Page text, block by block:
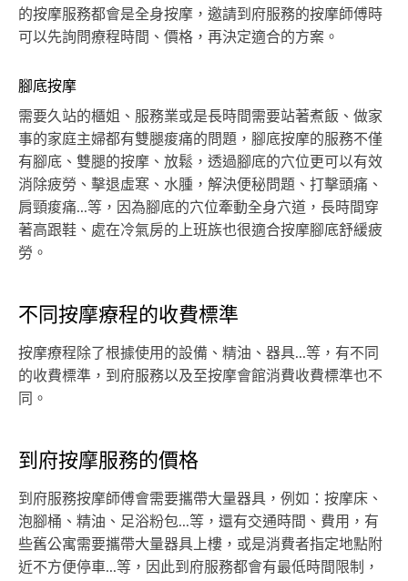
的按摩服務都會是全身按摩，邀請到府服務的按摩師傅時
可以先詢問療程時間、價格，再決定適合的方案。
腳底按摩
需要久站的櫃姐、服務業或是長時間需要站著煮飯、做家
事的家庭主婦都有雙腿痠痛的問題，腳底按摩的服務不僅
有腳底、雙腿的按摩、放鬆，透過腳底的穴位更可以有效
消除疲勞、擊退虛寒、水腫，解決便秘問題、打擊頭痛、
肩頸痠痛...等，因為腳底的穴位牽動全身穴道，長時間穿
著高跟鞋、處在冷氣房的上班族也很適合按摩腳底舒緩疲
勞。
不同按摩療程的收費標準
按摩療程除了根據使用的設備、精油、器具...等，有不同
的收費標準，到府服務以及至按摩會館消費收費標準也不
同。
到府按摩服務的價格
到府服務按摩師傅會需要攜帶大量器具，例如：按摩床、
泡腳桶、精油、足浴粉包...等，還有交通時間、費用，有
些舊公寓需要攜帶大量器具上樓，或是消費者指定地點附
近不方便停車...等，因此到府服務都會有最低時間限制，